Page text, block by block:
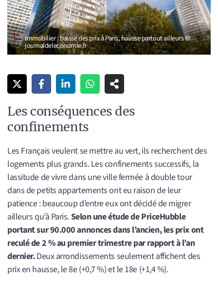
Immobilier : baisse des prix à Paris, hausse partout ailleurs ©
journaldeleconomie.fr
Les conséquences des
confinements
Les Français veulent se mettre au vert, ils recherchent des
logements plus grands. Les confinements successifs, la
lassitude de vivre dans une ville fermée à double tour
dans de petits appartements ont eu raison de leur
patience : beaucoup d’entre eux ont décidé de migrer
ailleurs qu’à Paris.Selon une étude de PriceHubble
portant sur 90.000 annonces dans l’ancien, les prix ont
reculé de 2 % au premier trimestre par rapport à l’an
dernier.Deux arrondissements seulement affichent des
prix en hausse, le 8e (+0,7 %) et le 18e (+1,4 %).